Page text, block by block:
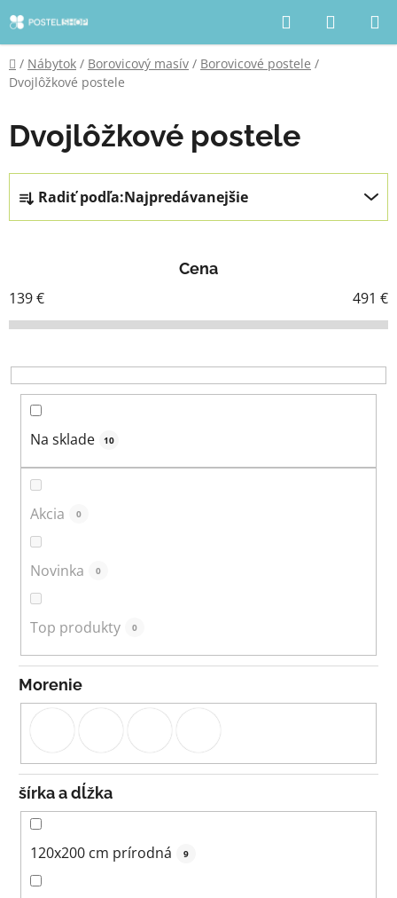
na
obsah
Hľadať
KOŠÍK
Domov
/ Nábytok / Borovicový masív / Borovicové postele /
Dvojlôžkové postele
Dvojlôžkové postele
a
d
i
e
r
o
Radiť podľa:Najpredávanejšie
Cena
139€ 491 €
Na sklade 10
Akcia 0
Novinka 0
Top produkty 0
Morenie
šírka a dĺžka
120x200 cm prírodná 9